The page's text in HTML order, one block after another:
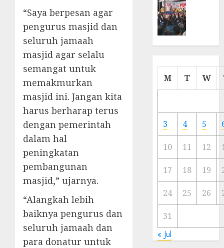
“Saya berpesan agar
pengurus masjid dan
seluruh jamaah
masjid agar selalu
semangat untuk
memakmurkan
masjid ini. Jangan kita
harus berharap terus
dengan pemerintah
dalam hal
peningkatan
pembangunan
masjid,” ujarnya.
“Alangkah lebih
baiknya pengurus dan
seluruh jamaah dan
para donatur untuk
Cermin
Ibu
Kota
23/11/
M T W
3 4 5
10 11 12
17 18 19
24 25 26
31
« Jul